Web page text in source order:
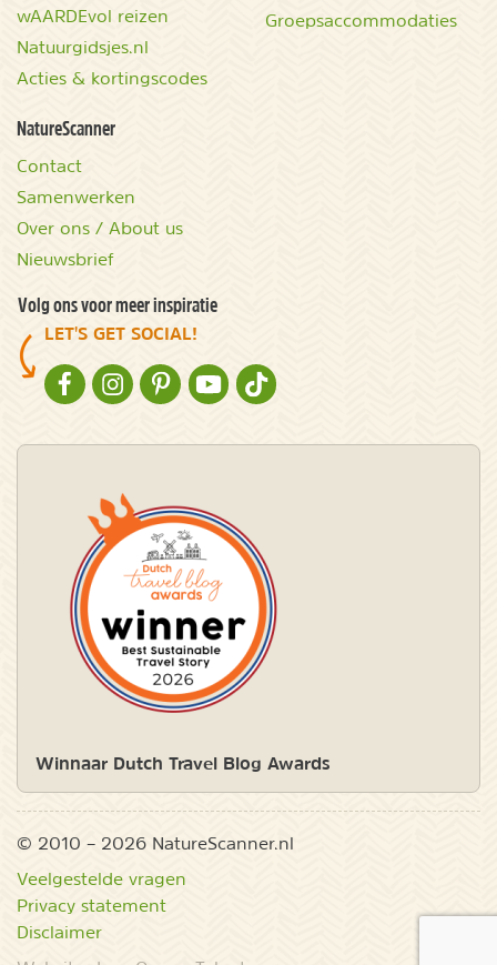
wAARDEvol reizen
Natuurgidsjes.nl
Acties & kortingscodes
Groepsaccommodaties
NatureScanner
Contact
Samenwerken
Over ons / About us
Nieuwsbrief
Volg ons voor meer inspiratie
LET'S GET SOCIAL!
NATURESCANNER OP FACEBOOK
NATURESCANNER OP INSTAGRAM
NATURESCANNER OP PINTEREST
NATURESCANNER OP YOUTUBE
NATURESCANNER OP TIKTOK
Winnaar Dutch Travel Blog Awards
© 2010 – 2026 NatureScanner.nl
Veelgestelde vragen
Privacy statement
Disclaimer